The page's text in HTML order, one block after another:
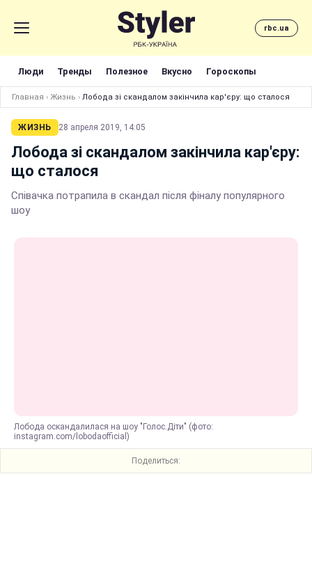
rbc.ua
Люди Тренды Полезное Вкусно Гороскопы
Главная › Жизнь › Лобода зі скандалом закінчила кар'єру: що сталося
ЖИЗНЬ 28 апреля 2019, 14:05
Лобода зі скандалом закінчила кар'єру:
що сталося
Співачка потрапила в скандал після фіналу популярного
шоу
Лобода оскандалилася на шоу "Голос.Діти" (фото:
instagram.com/lobodaofficial)
Поделиться: